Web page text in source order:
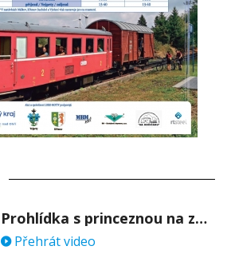
Prohlídka s princeznou na zámku Stekník
Přehrát video